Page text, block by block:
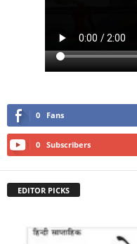
0 Fans
0 Subscribers
EDITOR PICKS